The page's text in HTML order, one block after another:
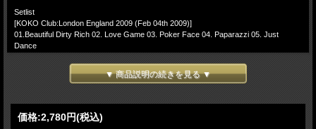
Setlist
[KOKO Club:London England 2009 (Feb 04th 2009)]
01.Beautiful Dirty Rich 02. Love Game 03. Poker Face 04. Paparazzi 05. Just
Dance
[Glastonbury Fes] Worthy Farm: Pilton, England (June 26th 2009)
06. Tuning 07. Introduction 08. Paparazzi 09. Lovegame 10. Boys Boys Boys 11.
[V Fes]Weston Park:Weston-under-Lizard England (Aug 22th 2009)
▼ 商品説明の続きを見る ▼
価格:2,780円(税込)